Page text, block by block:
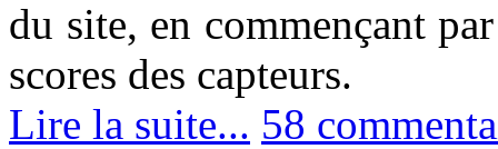
du site, en commençant
scores des capteurs.
Lire la suite... 58